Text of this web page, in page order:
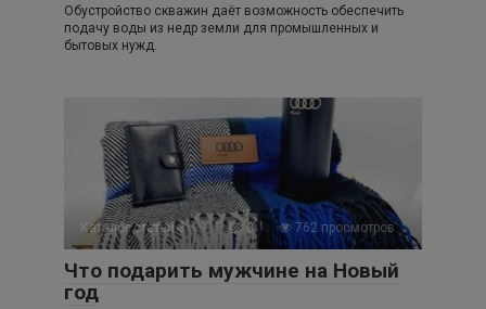
Обустройство скважин даёт возможность обеспечить
подачу воды из недр земли для промышленных и
бытовых нужд.
Каталог статей 3 0 762 просмотров
Что подарить мужчине на Новый
год